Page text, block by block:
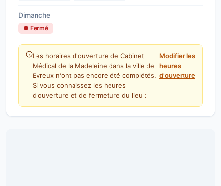
Dimanche
● Fermé
Les horaires d'ouverture de Cabinet
Médical de la Madeleine dans la ville de
Evreux n'ont pas encore été complétés.
Si vous connaissez les heures
d'ouverture et de fermeture du lieu :
Modifier les
heures
d'ouverture